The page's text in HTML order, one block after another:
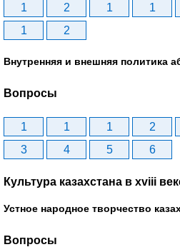
1 2 1 1
1
2
Внутренняя и внешняя политика
Вопросы
1 1 1 2
3
4 5 6
Культура казахстана в xviii
Устное народное творчество
Вопросы